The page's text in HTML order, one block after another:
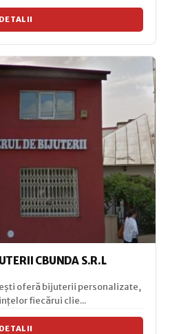
DETALII
CBUNDA S.R.L
oferă bijuterii personalizate,
fiecărui clie...
DETALII